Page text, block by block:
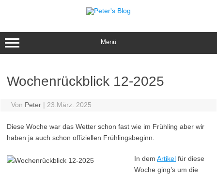
Menü
Wochenrückblick 12-2025
Von Peter | 23.März. 2025
Diese Woche war das Wetter schon fast wie im Frühling aber wir
haben ja auch schon offiziellen Frühlingsbeginn.
In dem Artikel für diese
Woche ging’s um die